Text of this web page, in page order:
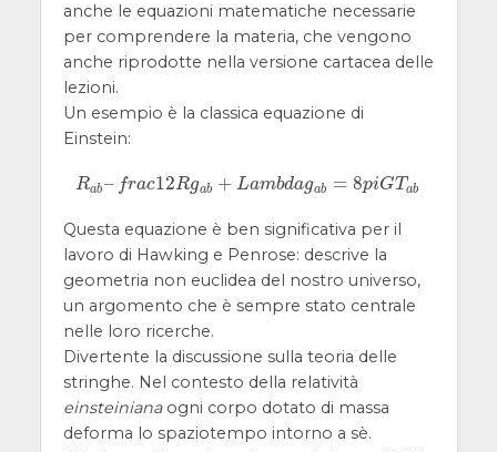
anche le equazioni matematiche necessarie
per comprendere la materia, che vengono
anche riprodotte nella versione cartacea delle
lezioni.
Un esempio è la classica equazione di
Einstein:
Rab– frac12Rgab + Lambdagab = 8piGTab
Rab– frac12Rgab+ La mbdagab=8p GTab
Questa equazione è ben significativa per il
lavoro di Hawking e Penrose: descrive la
geometria non euclidea del nostro universo,
un argomento che è sempre stato centrale
nelle loro ricerche.
Divertente la discussione sulla teoria delle
stringhe. Nel contesto della relatività
einsteinianaogni corpo dotato di massa
deforma lo spaziotempo intorno a sè.